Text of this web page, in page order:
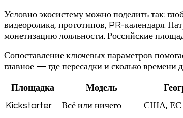
Условно экосистему можно поделить так:
видеоролика, прототипов, PR-календаря.
монетизацию лояльности. Российские
Сопоставление ключевых параметров
главное — где пересадки и сколько времени
Площадка Модель
Kickstarter
Всё или ничего США, ЕС